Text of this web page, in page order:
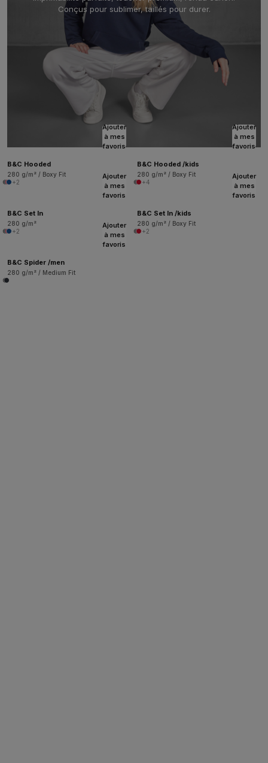
Conçus pour sublimer, taillés pour durer.
Ajouter
à mes
favoris
B&C Hooded
280 g/m² / Boxy Fit
+2
Ajouter
à mes
favoris
B&C Hooded /kids
280 g/m² / Boxy Fit
+4
Ajouter
à mes
favoris
B&C Set In
280 g/m²
+2
Ajouter
à mes
favoris
B&C Set In /kids
280 g/m² / Boxy Fit
+2
Ajouter
à mes
favoris
B&C Spider /men
280 g/m² / Medium Fit